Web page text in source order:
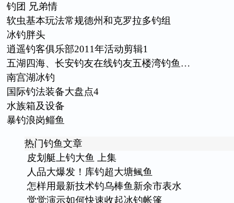
钓团 兄弟情
软虫基本玩法常规德州和克罗拉多钓组
冰钓胖头
逍遥钓客俱乐部2011年活动剪辑1
五湖四海、长安钓友在线钓友五楼湾钓鱼…
南宫湖冰钓
国际钓法装备大盘点4
水族箱及设备
暴钓浪岗鲻鱼
热门钓鱼文章
皮划艇上钓大鱼 上集
人品大爆发！库钓超大塘鲺鱼
怎样用最新技术钓乌棒鱼新余市表水
觉觉演示如何快速收起冰钓帐篷